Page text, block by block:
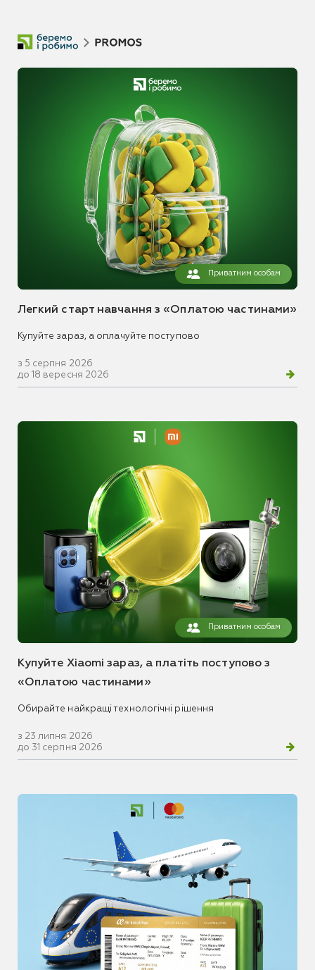
Приватним особам
Легкий старт навчання з «Оплатою частинами»
Купуйте зараз, а оплачуйте поступово
з 5 серпня 2026
до 18 вересня 2026
Приватним особам
Купуйте Xiaomi зараз, а платіть поступово з
«Оплатою частинами»
Обирайте найкращі технологічні рішення
з 23 липня 2026
до 31 серпня 2026